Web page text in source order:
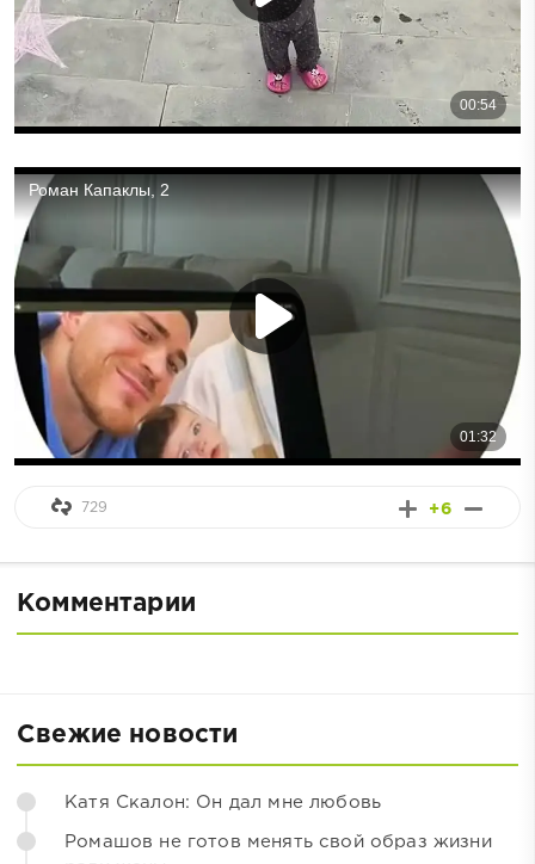
+6
729
Комментарии
Свежие новости
Катя Скалон: Он дал мне любовь
Ромашов не готов менять свой образ жизни